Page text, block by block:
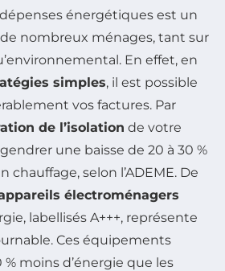
énergétiques est un
nombreux ménages, tant sur
En effet, en
simples, il est possible
vos factures. Par
de l’isolation de votre
une baisse de 20 à 30 %
chauffage, selon l’ADEME. De
électroménagers
labellisés A+++, représente
Ces équipements
moins d’énergie que les